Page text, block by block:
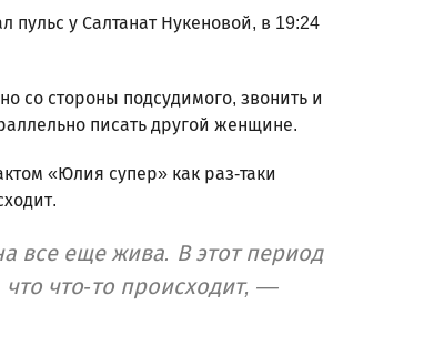
у Салтанат Нукеновой, в 19:24
со стороны подсудимого, звонить и
писать другой женщине.
«Юлия супер» как раз-таки
все еще жива. В этот период
что-то происходит, —